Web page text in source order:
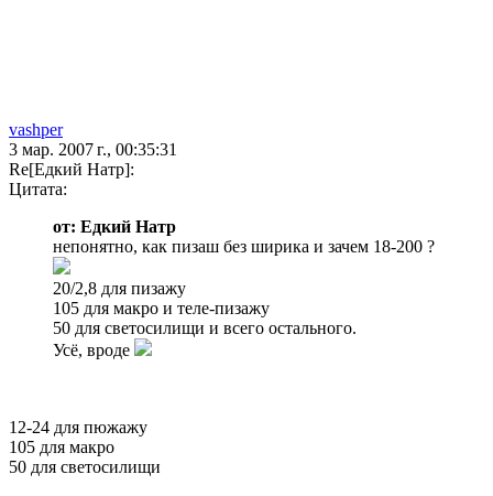
vashper
3 мар. 2007 г., 00:35:31
Re[Едкий Натр]:
Цитата:
от: Едкий Натр
непонятно, как пизаш без ширика и зачем 18-200 ?
20/2,8 для пизажу
105 для макро и теле-пизажу
50 для светосилищи и всего остального.
Усё, вроде
12-24 для пюжажу
105 для макро
50 для светосилищи